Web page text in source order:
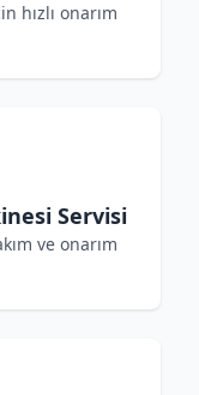
hızlı onarım
Servisi
ve onarım